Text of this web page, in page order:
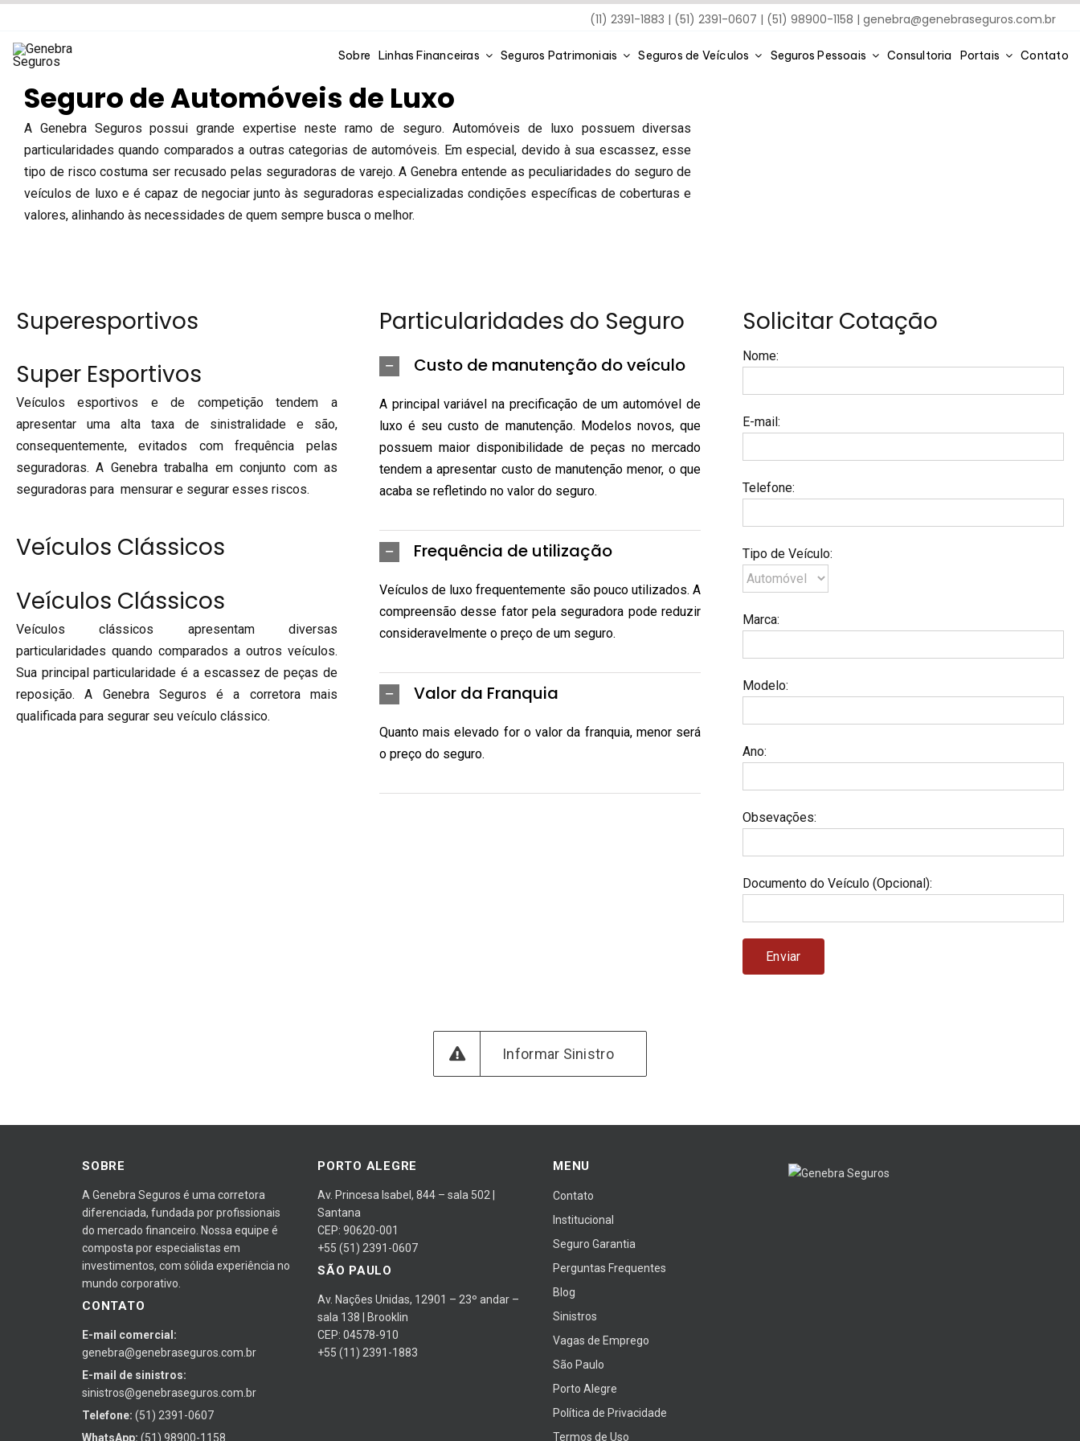
(11) 2391-1883 | (51) 2391-0607 | (51) 98900-1158 |genebra@genebraseguros.com.br
Sobre Linhas Financeiras Seguros Patrimoniais Seguros de Veículos Seguros Pessoais Consultoria Portais Contato
Seguro de Automóveis de Luxo
A Genebra Seguros possui grande expertise neste ramo de seguro. Automóveis de luxo possuem diversas
particularidades quando comparados a outras categorias de automóveis. Em especial, devido à sua escassez, esse
tipo de risco costuma ser recusado pelas seguradoras de varejo. A Genebra entende as peculiaridades do seguro de
veículos de luxo e é capaz de negociar junto às seguradoras especializadas condições específicas de coberturas e
valores, alinhando às necessidades de quem sempre busca o melhor.
Superesportivos
Super Esportivos
Veículos esportivos e de competição tendem a
apresentar uma alta taxa de sinistralidade e são,
consequentemente, evitados com frequência pelas
seguradoras. A Genebra trabalha em conjunto com as
seguradoras para mensurar e segurar esses riscos.
Veículos Clássicos
Veículos Clássicos
Veículos clássicos apresentam diversas
particularidades quando comparados a outros veículos.
Sua principal particularidade é a escassez de peças de
reposição. A Genebra Seguros é a corretora mais
qualificada para segurar seu veículo clássico.
Particularidades do Seguro
Custo de manutenção do veículo
A principal variável na precificação de um automóvel de
luxo é seu custo de manutenção. Modelos novos, que
possuem maior disponibilidade de peças no mercado
tendem a apresentar custo de manutenção menor, o que
acaba se refletindo no valor do seguro.
Frequência de utilização
Veículos de luxo frequentemente são pouco utilizados. A
compreensão desse fator pela seguradora pode reduzir
consideravelmente o preço de um seguro.
Valor da Franquia
Quanto mais elevado for o valor da franquia, menor será
o preço do seguro.
Solicitar Cotação
Nome:
E-mail:
Telefone:
Tipo de Veículo:
Marca:
Modelo:
Ano:
Obsevações:
Documento do Veículo (Opcional):
Informar Sinistro
SOBRE
A Genebra Seguros é uma corretora
diferenciada, fundada por profissionais
do mercado financeiro. Nossa equipe é
composta por especialistas em
investimentos, com sólida experiência no
mundo corporativo.
CONTATO
E-mail comercial:
genebra@genebraseguros.com.br
E-mail de sinistros:
sinistros@genebraseguros.com.br
Telefone: (51) 2391-0607
WhatsApp: (51) 98900-1158
PORTO ALEGRE
Av. Princesa Isabel, 844 – sala 502 |
Santana
CEP: 90620-001
+55 (51) 2391-0607
SÃO PAULO
Av. Nações Unidas, 12901 – 23º andar –
sala 138 | Brooklin
CEP: 04578-910
+55 (11) 2391-1883
MENU
Contato
Institucional
Seguro Garantia
Perguntas Frequentes
Blog
Sinistros
Vagas de Emprego
São Paulo
Porto Alegre
Política de Privacidade
Termos de Uso